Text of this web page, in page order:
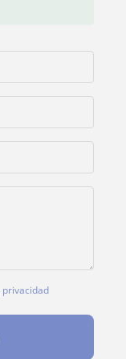
privacidad